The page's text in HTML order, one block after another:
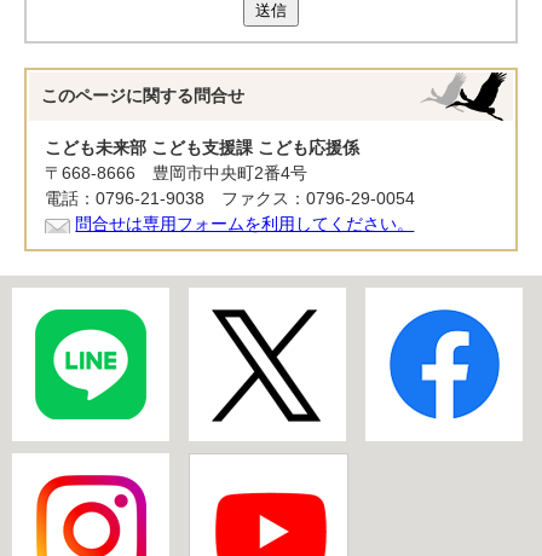
送信
このページに関する 問合せ
こども未来部 こども支援課 こども応援係
〒668-8666 豊岡市中央町2番4号
電話：0796-21-9038 ファクス：0796-29-0054
問合せは専用フォームを利用してください。